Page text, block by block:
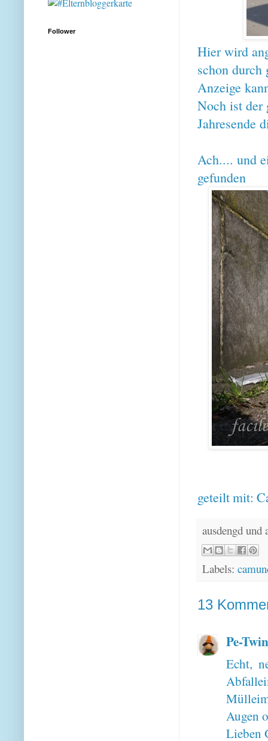
Hier wird
schon durch
Anzeige
Noch ist der
Jahresende
Ach.... und
gefunden
geteilt mit:
ausdengd
Labels:
13
Pe-
Echt,
Augen
Lieben
Follower